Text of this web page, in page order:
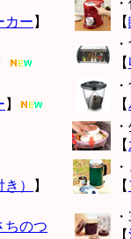
カー 】
【
【
】
【
【
） 】
【
ちのつ
【